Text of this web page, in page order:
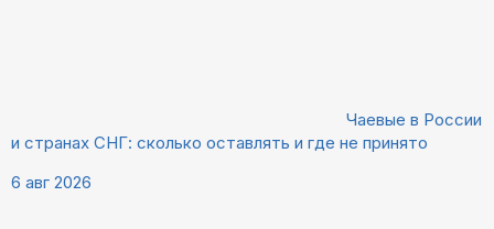
Чаевые в России
и странах СНГ: сколько оставлять и где не принято
6 авг 2026